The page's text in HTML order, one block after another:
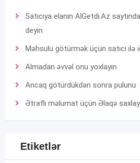
Satıcıya elanın AlGetdi.Az
deyin
Məhsulu götürmək üçün satıcı
Almadan əvvəl onu yoxlayın
Ancaq götürdükdən sonra pulunu
Ətraflı məlumat üçün Əlaqə
Etiketlər